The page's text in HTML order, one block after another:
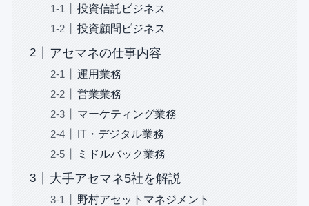
投資信託ビジネス
投資顧問ビジネス
アセマネの仕事内容
運用業務
営業業務
マーケティング業務
IT・デジタル業務
ミドルバック業務
大手アセマネ5社を解説
野村アセットマネジメント